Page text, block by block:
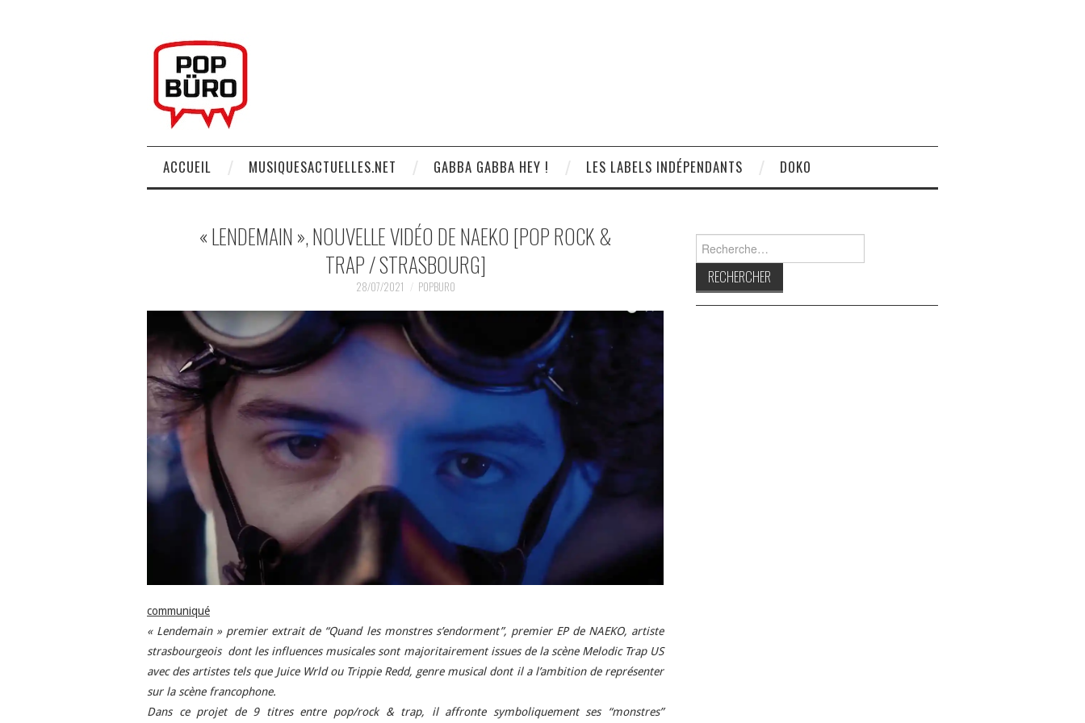
ACCUEIL MUSIQUESACTUELLES.NET GABBA GABBA HEY ! LES LABELS INDÉPENDANTS DOKO
« LENDEMAIN », NOUVELLE VIDÉO DE NAEKO [POP ROCK &
TRAP / STRASBOURG]
28/07/2021 POPBURO
communiqué
« Lendemain » premier extrait de “Quand les monstres s’endorment”, premier EP de NAEKO, artiste
strasbourgeois dont les influences musicales sont majoritairement issues de la scène Melodic Trap US
avec des artistes tels que Juice Wrld ou Trippie Redd, genre musical dont il a l’ambition de représenter
sur la scène francophone.
Dans ce projet de 9 titres entre pop/rock & trap, il affronte symboliquement ses “monstres”